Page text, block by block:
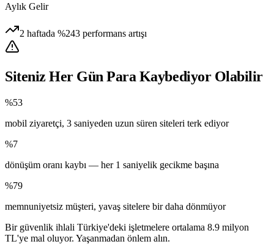
Aylık Gelir
2 haftada %243 performans artışı
Siteniz Her Gün Para Kaybediyor Olabilir
%53
mobil ziyaretçi, 3 saniyeden uzun süren siteleri terk ediyor
%7
dönüşüm oranı kaybı — her 1 saniyelik gecikme başına
%79
memnuniyetsiz müşteri, yavaş sitelere bir daha dönmüyor
Bir güvenlik ihlali Türkiye'deki işletmelere ortalama 8.9 milyon
TL'ye mal oluyor. Yaşanmadan önlem alın.